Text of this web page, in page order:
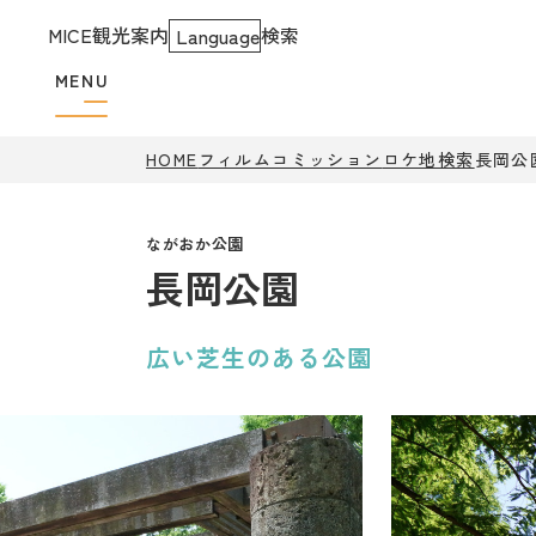
MENU
MICE観光案内 Language検索
HOME フィルムコミッション ロケ地検索 長岡公
長岡公園
広い芝生のある公園